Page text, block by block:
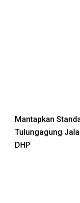
Mantapkan
Tulungagung
DHP